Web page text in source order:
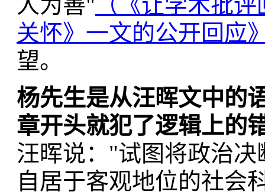
人为善" （《让学术批
关怀》一文的公开回应
望。
杨先生是从汪晖文中的
章开头就犯了逻辑上的
汪晖说："试图将政治
自居于客观地位的社会